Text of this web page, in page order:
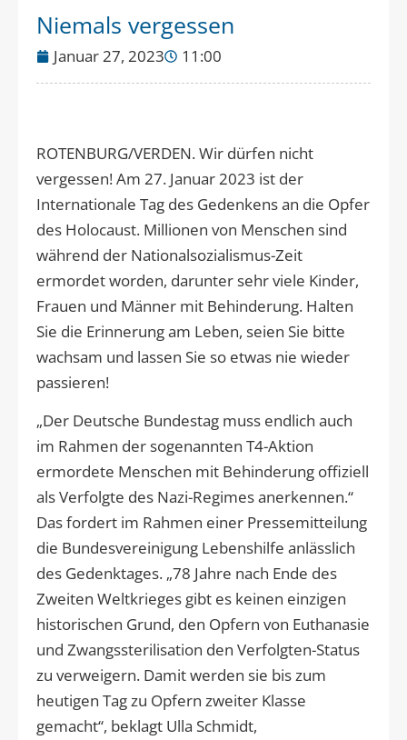
Niemals vergessen
Januar 27, 2023 11:00
ROTENBURG/VERDEN. Wir dürfen nicht
vergessen! Am 27. Januar 2023 ist der
Internationale Tag des Gedenkens an die Opfer
des Holocaust. Millionen von Menschen sind
während der Nationalsozialismus-Zeit
ermordet worden, darunter sehr viele Kinder,
Frauen und Männer mit Behinderung. Halten
Sie die Erinnerung am Leben, seien Sie bitte
wachsam und lassen Sie so etwas nie wieder
passieren!
„Der Deutsche Bundestag muss endlich auch
im Rahmen der sogenannten T4-Aktion
ermordete Menschen mit Behinderung offiziell
als Verfolgte des Nazi-Regimes anerkennen.“
Das fordert im Rahmen einer Pressemitteilung
die Bundesvereinigung Lebenshilfe anlässlich
des Gedenktages. „78 Jahre nach Ende des
Zweiten Weltkrieges gibt es keinen einzigen
historischen Grund, den Opfern von Euthanasie
und Zwangssterilisation den Verfolgten-Status
zu verweigern. Damit werden sie bis zum
heutigen Tag zu Opfern zweiter Klasse
gemacht“, beklagt Ulla Schmidt,